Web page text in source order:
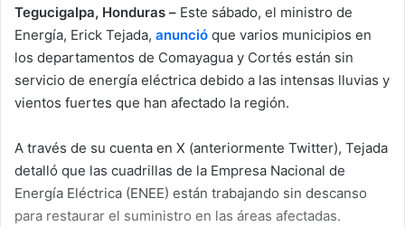
Tegucigalpa, Honduras – Este sábado, el ministro de
Energía, Erick Tejada, anunció que varios municipios en
los departamentos de Comayagua y Cortés están sin
servicio de energía eléctrica debido a las intensas lluvias y
vientos fuertes que han afectado la región.
A través de su cuenta en X (anteriormente Twitter), Tejada
detalló que las cuadrillas de la Empresa Nacional de
Energía Eléctrica (ENEE) están trabajando sin descanso
para restaurar el suministro en las áreas afectadas.